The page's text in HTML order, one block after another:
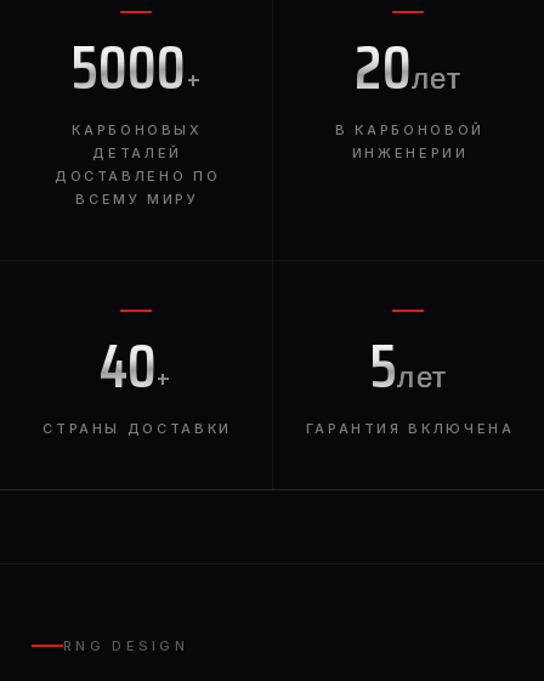
5000+
КАРБОНОВЫХ
ДЕТАЛЕЙ
ДОСТАВЛЕНО ПО
ВСЕМУ МИРУ
20лет
В КАРБОНОВОЙ
ИНЖЕНЕРИИ
40+
СТРАНЫ ДОСТАВКИ
5лет
ГАРАНТИЯ ВКЛЮЧЕНА
RNG DESIGN